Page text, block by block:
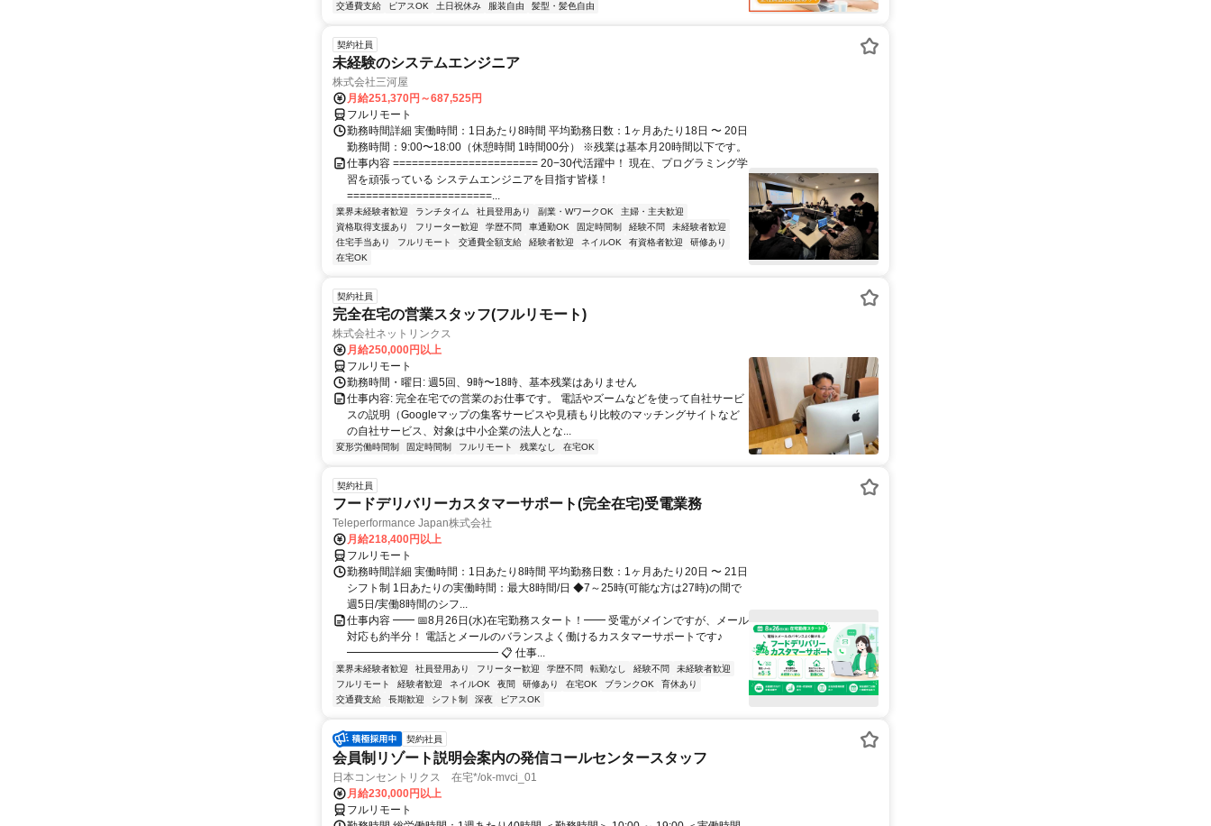
交通費支給
ピアスOK 土日祝休み 服装自由 髪型・髪色自由
契約社員
未経験のシステムエンジニア
株式会社三河屋
月給251,370円～687,525円
フルリモート
勤務時間詳細 実働時間：1日あたり8時間 平均勤務日数：1ヶ月あたり18日 〜 20日
勤務時間：9:00〜18:00（休憩時間 1時間00分） ※残業は基本月20時間以下です。
仕事内容 ======================= 20−30代活躍中！ 現在、プログラミング学
習を頑張っている システムエンジニアを目指す皆様！
=======================...
業界未経験者歓迎 ランチタイム 社員登用あり 副業・WワークOK
主婦・主夫歓迎
資格取得支援あり
フリーター歓迎 学歴不問 車通勤OK 固定時間制 経験不問
未経験者歓迎
住宅手当あり
フルリモート 交通費全額支給 経験者歓迎 ネイルOK 有資格者歓迎
研修あり
在宅OK
契約社員
完全在宅の営業スタッフ(フルリモート)
株式会社ネットリンクス
月給250,000円以上
フルリモート
勤務時間・曜日: 週5回、9時〜18時、基本残業はありません
仕事内容: 完全在宅での営業のお仕事です。 電話やズームなどを使って自社サービ
スの説明（Googleマップの集客サービスや見積もり比較のマッチングサイトなど
の自社サービス、対象は中小企業の法人とな...
変形労働時間制 固定時間制 フルリモート 残業なし 在宅OK
契約社員
フードデリバリーカスタマーサポート(完全在宅)受電業務
Teleperformance Japan株式会社
月給218,400円以上
フルリモート
勤務時間詳細 実働時間：1日あたり8時間 平均勤務日数：1ヶ月あたり20日 〜 21日
シフト制 1日あたりの実働時間：最大8時間/日 ◆7～25時(可能な方は27時)の間で
週5日/実働8時間のシフ...
仕事内容 ━━ 📅8月26日(水)在宅勤務スタート！━━ 受電がメインですが、メール
対応も約半分！ 電話とメールのバランスよく働けるカスタマーサポートです♪
━━━━━━━━━━━━━━ 📋 仕事...
業界未経験者歓迎 社員登用あり フリーター歓迎 学歴不問 転勤なし 経験不問
未経験者歓迎
フルリモート
経験者歓迎 ネイルOK 夜間 研修あり 在宅OK ブランクOK
育休あり
交通費支給
長期歓迎 シフト制 深夜 ピアスOK
契約社員
会員制リゾート説明会案内の発信コールセンタースタッフ
日本コンセントリクス 在宅*/ok-mvci_01
月給230,000円以上
フルリモート